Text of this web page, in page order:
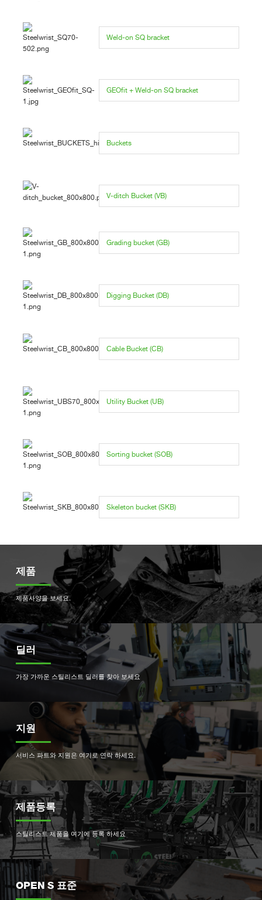
Weld-on SQ bracket
GEOfit + Weld-on SQ bracket
Buckets
V-ditch Bucket (VB)
Grading bucket (GB)
Digging Bucket (DB)
Cable Bucket (CB)
Utility Bucket (UB)
Sorting bucket (SOB)
Skeleton bucket (SKB)
제품
제품사양을 보세요.
딜러
가장 가까운 스틸리스트 딜러를 찾아 보세요
지원
서비스 파트와 지원은 여기로 연락 하세요.
제품등록
스틸리스트 제품을 여기에 등록 하세요
OPEN S 표준